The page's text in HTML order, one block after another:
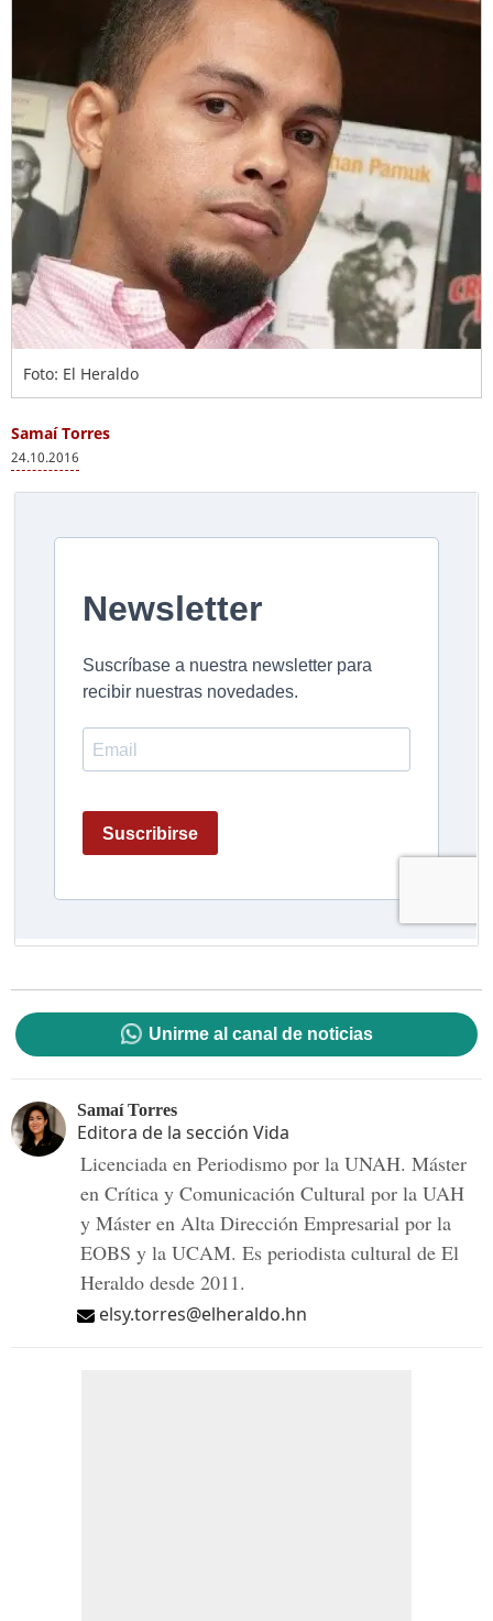
Foto: El Heraldo
Samaí Torres
24.10.2016
Unirme al canal de noticias
Samaí Torres
Editora de la sección Vida
Licenciada en Periodismo por la UNAH. Máster
en Crítica y Comunicación Cultural por la UAH
y Máster en Alta Dirección Empresarial por la
EOBS y la UCAM. Es periodista cultural de El
Heraldo desde 2011.
elsy.torres@elheraldo.hn